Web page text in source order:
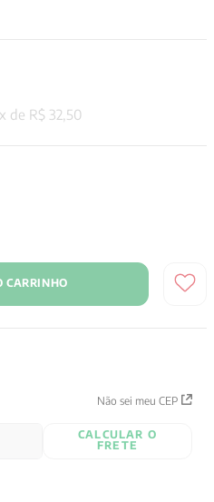
x de R$ 32 50
CARRINHO
Não sei meu CEP
CALCULAR O
FRETE